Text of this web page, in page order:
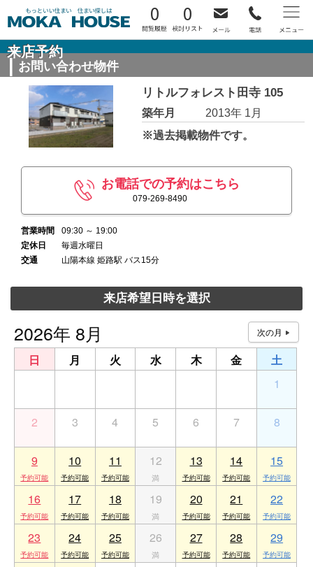
0 0
来店予約
お問い合わせ物件
リトルフォレスト田寺 105
築年月
2013年 1月
※過去掲載物件です。
お電話での予約はこちら
079-269-8490
営業時間
09:30 ～ 19:00
定休日
毎週水曜日
交通
山陽本線 姫路駅 バス15分
来店希望日時を選択
2026年 8月
日 月 火 水 木 金
土
1
2 3 4 5 6 7 8
9 10 11 12 13 14 15
16 17 18 19 20 21 22
23 24 25 26 27 28 29